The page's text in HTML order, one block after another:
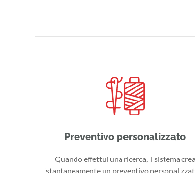
Preventivo personalizzato
Quando effettui una ricerca, il sistema crea
istantaneamente un preventivo